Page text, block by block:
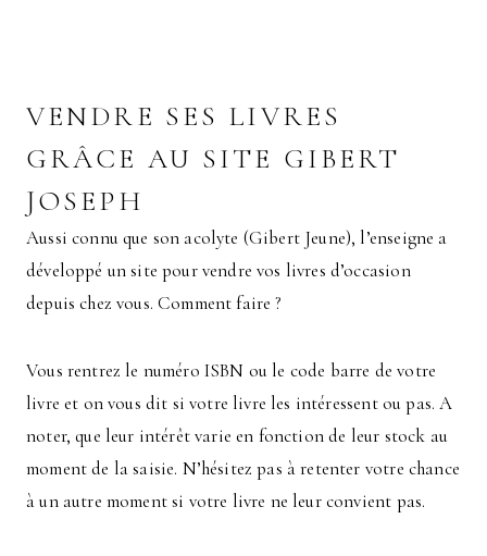
VENDRE SES LIVRES
GRÂCE AU SITE GIBERT
JOSEPH
Aussi connu que son acolyte (Gibert Jeune), l’enseigne a
développé un site pour vendre vos livres d’occasion
depuis chez vous. Comment faire ?
Vous rentrez le numéro ISBN ou le code barre de votre
livre et on vous dit si votre livre les intéressent ou pas. A
noter, que leur intérêt varie en fonction de leur stock au
moment de la saisie. N’hésitez pas à retenter votre chance
à un autre moment si votre livre ne leur convient pas.